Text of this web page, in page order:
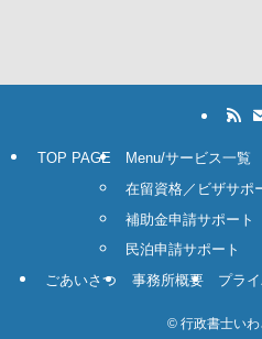
TOP PAGE
Menu/サービス一覧
在留資格／ビザサポ
補助金申請サポート
民泊申請サポート
ごあいさつ 事務所概要 プラ
© 行政書士い